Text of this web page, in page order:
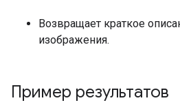
Возвращает краткое
изображения.
Пример результатов